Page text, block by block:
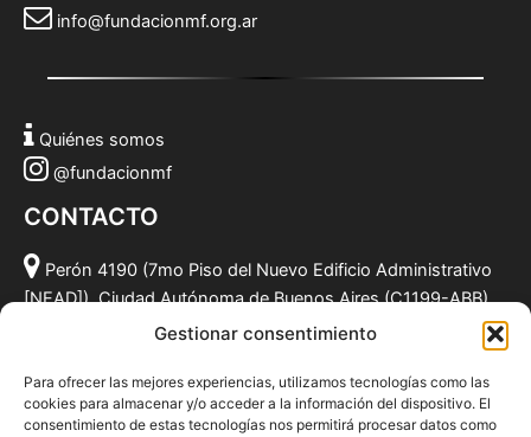
Gestionar consentimiento
Para ofrecer las mejores experiencias, utilizamos tecnologías como las
cookies para almacenar y/o acceder a la información del dispositivo. El
consentimiento de estas tecnologías nos permitirá procesar datos como
info@fundacionmf.org.ar
Quiénes somos
@fundacionmf
CONTACTO
Perón 4190 (7mo Piso del Nuevo Edificio Administrativo
[NEAD]), Ciudad Autónoma de Buenos Aires (C1199-ABB),
info@fundacionmf.org.ar